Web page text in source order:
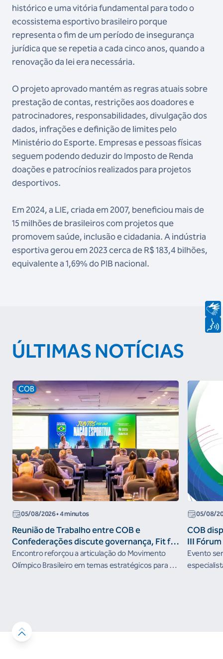
histórico e uma vitória fundamental para todo o
ecossistema esportivo brasileiro porque
representa o fim de um período de insegurança
jurídica que se repetia a cada cinco anos, quando a
renovação da lei era necessária.
O projeto aprovado mantém as regras atuais sobre
prestação de contas, restrições aos doadores e
patrocinadores, responsabilidades, divulgação dos
dados, infrações e definição de limites pelo
Ministério do Esporte. Empresas e pessoas físicas
seguem podendo deduzir do Imposto de Renda
doações e patrocínios realizados para projetos
desportivos.
Em 2024, a LIE, criada em 2007, beneficiou mais de
15 milhões de brasileiros com projetos que
promovem saúde, inclusão e cidadania. A indústria
esportiva gerou em 2023 cerca de R$ 183,4 bilhões,
equivalente a 1,69% do PIB nacional.
ÚLTIMAS NOTÍCIAS
COB
05/08/2026• 4 minutos
Reunião de Trabalho entre COB e
Confederações discute governança, Fit for
the Future e presença do Brasil em
organismos internacionais
Encontro reforçou a articulação do Movimento
Olímpico Brasileiro em temas estratégicos para os
05/08/
COB
III
Evento